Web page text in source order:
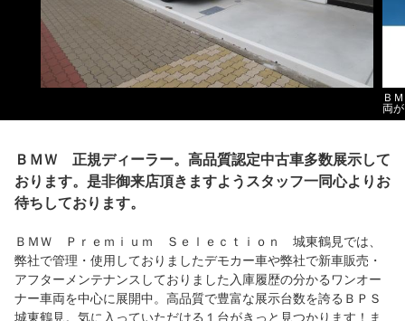
Ｂ
両
ＢＭＷ 正規ディーラー。高品質認定中古車多数展示して
おります。是非御来店頂きますようスタッフ一同心よりお
待ちしております。
ＢＭＷ Ｐｒｅｍｉｕｍ Ｓｅｌｅｃｔｉｏｎ 城東鶴見では、
弊社で管理・使用しておりましたデモカー車や弊社で新車販売・
アフターメンテナンスしておりました入庫履歴の分かるワンオー
ナー車両を中心に展開中。高品質で豊富な展示台数を誇るＢＰＳ
城東鶴見。気に入っていただける１台がきっと見つかります！ま